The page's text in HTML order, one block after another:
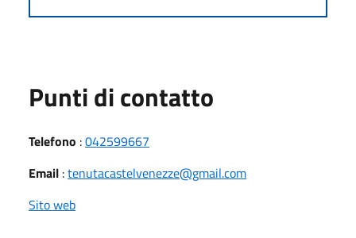
Punti di contatto
Telefono :042599667
Email :tenutacastelvenezze@gmail.com
Sito web